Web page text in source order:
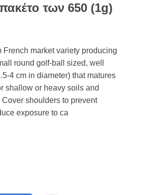
των 650 (1g)
market variety producing
round golf-ball sized, well
4 cm in diameter) that matures
shallow or heavy soils and
shoulders to prevent
exposure to ca